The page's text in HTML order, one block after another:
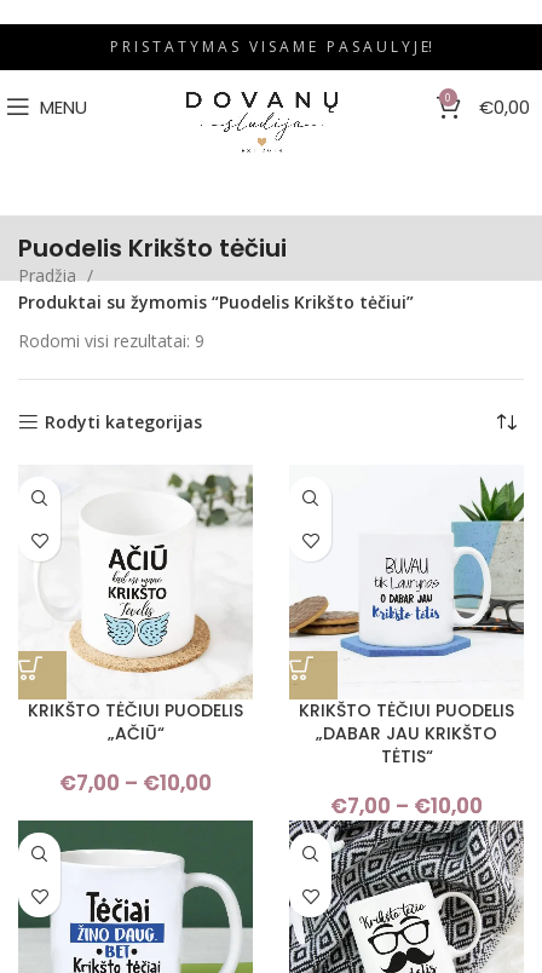
P R I S T A T Y M A S V I S A M E P A S A U L Y J E!
MENU 0 €0,00
Puodelis Krikšto tėčiui
Pradžia
Produktai su žymomis “Puodelis Krikšto tėčiui”
Rodomi visi rezultatai: 9
Rodyti kategorijas
KRIKŠTO TĖČIUI PUODELIS
„AČIŪ“
€7,00 – €10,00
through
€10,00
KRIKŠTO TĖČIUI PUODELIS
„DABAR JAU KRIKŠTO
TĖTIS“
€7,00 – €10,00